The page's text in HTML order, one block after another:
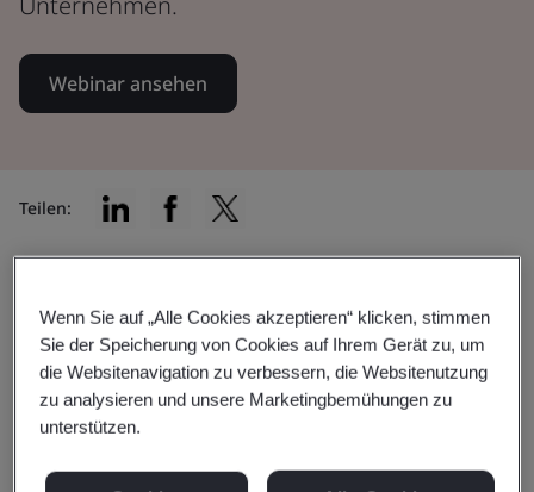
Webinar ansehen
Teilen:
Dieses Webinar wird Ihr
Verständnis der ISO 13485:2016
vertiefen.
Sehen Sie sich unser ansprechendes und
Wenn Sie auf „Alle Cookies akzeptieren“ klicken, stimmen
Sie der Speicherung von Cookies auf Ihrem Gerät zu, um
die Websitenavigation zu verbessern, die Websitenutzung
zu analysieren und unsere Marketingbemühungen zu
unterstützen.